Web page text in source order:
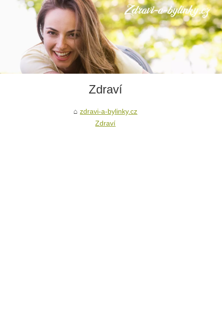
Zdraví
zdravi-a-bylinky.cz
Zdraví